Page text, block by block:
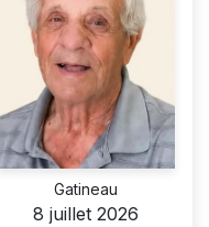
Gatineau
8 juillet 2026